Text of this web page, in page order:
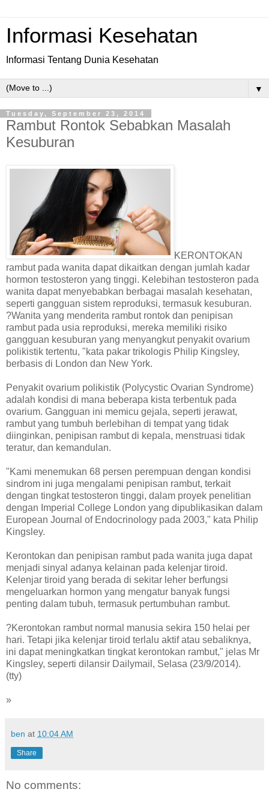
Informasi Kesehatan
Informasi Tentang Dunia Kesehatan
▼
Tuesday, September 23, 2014
Rambut Rontok Sebabkan Masalah
Kesuburan
KERONTOKAN
rambut pada wanita dapat dikaitkan dengan jumlah kadar
hormon testosteron yang tinggi. Kelebihan testosteron pada
wanita dapat menyebabkan berbagai masalah kesehatan,
seperti gangguan sistem reproduksi, termasuk kesuburan.
?Wanita yang menderita rambut rontok dan penipisan
rambut pada usia reproduksi, mereka memiliki risiko
gangguan kesuburan yang menyangkut penyakit ovarium
polikistik tertentu, "kata pakar trikologis Philip Kingsley,
berbasis di London dan New York.
Penyakit ovarium polikistik (Polycystic Ovarian Syndrome)
adalah kondisi di mana beberapa kista terbentuk pada
ovarium. Gangguan ini memicu gejala, seperti jerawat,
rambut yang tumbuh berlebihan di tempat yang tidak
diinginkan, penipisan rambut di kepala, menstruasi tidak
teratur, dan kemandulan.
"Kami menemukan 68 persen perempuan dengan kondisi
sindrom ini juga mengalami penipisan rambut, terkait
dengan tingkat testosteron tinggi, dalam proyek penelitian
dengan Imperial College London yang dipublikasikan dalam
European Journal of Endocrinology pada 2003," kata Philip
Kingsley.
Kerontokan dan penipisan rambut pada wanita juga dapat
menjadi sinyal adanya kelainan pada kelenjar tiroid.
Kelenjar tiroid yang berada di sekitar leher berfungsi
mengeluarkan hormon yang mengatur banyak fungsi
penting dalam tubuh, termasuk pertumbuhan rambut.
?Kerontokan rambut normal manusia sekira 150 helai per
hari. Tetapi jika kelenjar tiroid terlalu aktif atau sebaliknya,
ini dapat meningkatkan tingkat kerontokan rambut," jelas Mr
Kingsley, seperti dilansir Dailymail, Selasa (23/9/2014).
(tty)
»
ben at 10:04 AM
Share
No comments: